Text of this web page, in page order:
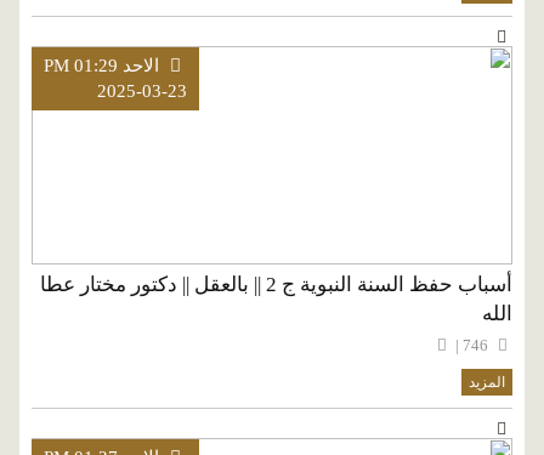
الاحد PM 01:29
2025-03-23
أسباب حفظ السنة النبوية ج 2 || بالعقل || دكتور مختار عطا
الله
المزيد